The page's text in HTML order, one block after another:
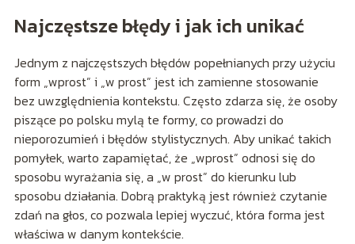
Najczęstsze błędy i jak ich unikać
Jednym z najczęstszych błędów popełnianych przy użyciu
form „wprost” i „w prost” jest ich zamienne stosowanie
bez uwzględnienia kontekstu. Często zdarza się, że osoby
piszące po polsku mylą te formy, co prowadzi do
nieporozumień i błędów stylistycznych. Aby unikać takich
pomyłek, warto zapamiętać, że „wprost” odnosi się do
sposobu wyrażania się, a „w prost” do kierunku lub
sposobu działania. Dobrą praktyką jest również czytanie
zdań na głos, co pozwala lepiej wyczuć, która forma jest
właściwa w danym kontekście.